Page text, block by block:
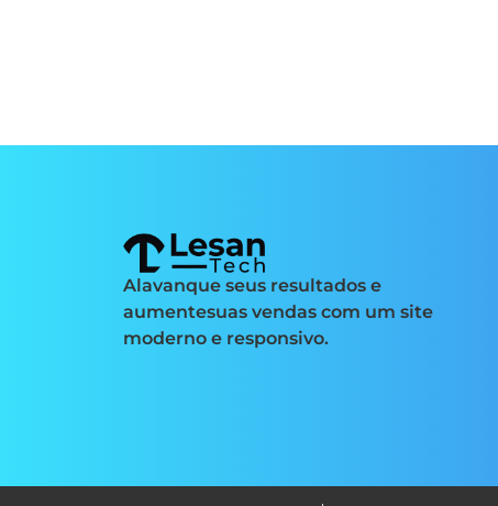
Alavanque seus resultados e
aumentesuas vendas com um site
moderno e responsivo.